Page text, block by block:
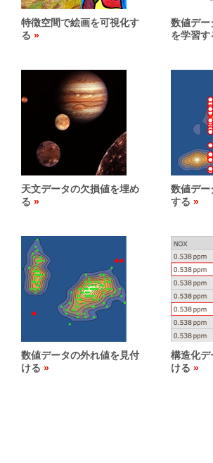
特徴空間で絵画を可視化す
る
数値デー
を学習す
天文データの欠損値を埋め
る
数値デー
する
数値データの外れ値を見付
ける
構造化デ
ける